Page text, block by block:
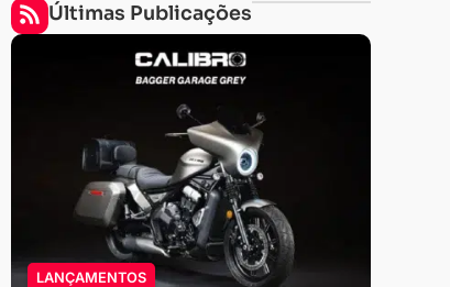
Últimas Publicações
LANÇAMENTOS